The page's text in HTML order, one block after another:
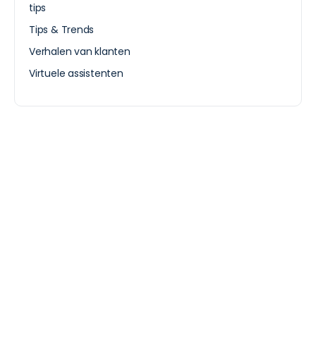
tips
Tips & Trends
Verhalen van klanten
Virtuele assistenten